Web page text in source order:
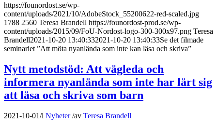
https://founordost.se/wp-
content/uploads/2021/10/AdobeStock_55200622-red-scaled.jpg
1788 2560 Teresa Brandell https://founordost-prod.se/wp-
content/uploads/2015/09/FoU-Nordost-logo-300-300x97.png Teresa
Brandell2021-10-20 13:40:332021-10-20 13:40:33Se det filmade
seminariet ”Att möta nyanlända som inte kan läsa och skriva”
Nytt metodstöd: Att vägleda och
informera nyanlända som inte har lärt sig
att läsa och skriva som barn
2021-10-01/i Nyheter /av Teresa Brandell